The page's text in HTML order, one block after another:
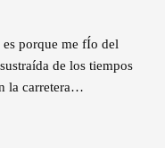
es porque me fÍo del
de los tiempos
la carretera…